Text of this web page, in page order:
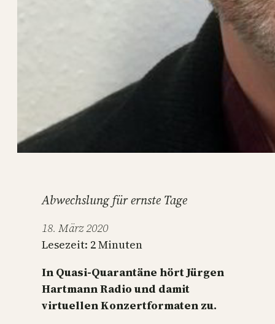
Abwechslung für ernste Tage
18. März 2020
Lesezeit: 2Minuten
In Quasi-Quarantäne hört Jürgen
Hartmann Radio und damit
virtuellen Konzertformaten zu.